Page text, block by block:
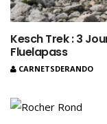
Kesch Trek : 3
Fluelapass
CARNETSDERANDO